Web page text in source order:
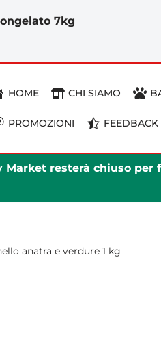
7kg
HOME CHI SIAMO
PROMOZIONI FEEDBACK
Market resterà chiuso per
anatra e verdure 1 kg